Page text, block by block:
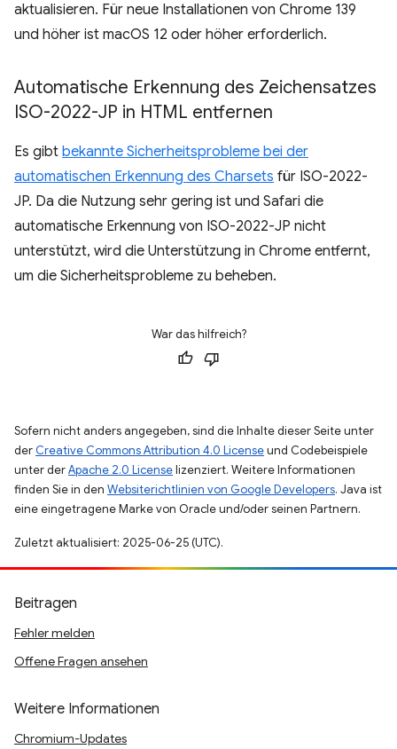
aktualisieren. Für neue Installationen von Chrome 139
und höher ist macOS 12 oder höher erforderlich.
Automatische Erkennung des Zeichensatzes
ISO-2022-JP in HTML entfernen
Es gibt bekannte Sicherheitsprobleme bei der
automatischen Erkennung des Charsets für ISO-2022-
JP. Da die Nutzung sehr gering ist und Safari die
automatische Erkennung von ISO-2022-JP nicht
unterstützt, wird die Unterstützung in Chrome entfernt,
um die Sicherheitsprobleme zu beheben.
War das hilfreich?
Sofern nicht anders angegeben, sind die Inhalte dieser Seite unter
der Creative Commons Attribution 4.0 Licenseund Codebeispiele
unter derApache 2.0 Licenselizenziert. Weitere Informationen
finden Sie in den Websiterichtlinien von Google Developers. Java ist
eine eingetragene Marke von Oracle und/oder seinen Partnern.
Zuletzt aktualisiert: 2025-06-25 (UTC).
Beitragen
Fehler melden
Offene Fragen ansehen
Weitere Informationen
Chromium-Updates